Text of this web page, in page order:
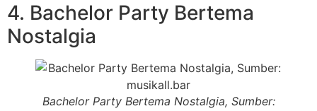
4. Bachelor Party Bertema
Nostalgia
Bachelor Party Bertema Nostalgia, Sumber: